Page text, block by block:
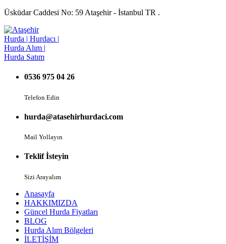
Üsküdar Caddesi No: 59 Ataşehir - İstanbul TR .
0536 975 04 26
Telefon Edin
hurda@atasehirhurdaci.com
Mail Yollayın
Teklif İsteyin
Sizi Arayalım
Anasayfa
HAKKIMIZDA
Güncel Hurda Fiyatları
BLOG
Hurda Alım Bölgeleri
İLETİŞİM